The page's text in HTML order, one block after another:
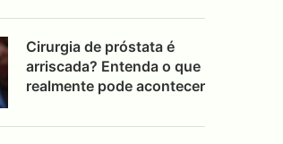
Cirurgia de próstata é
arriscada? Entenda o que
realmente pode acontecer